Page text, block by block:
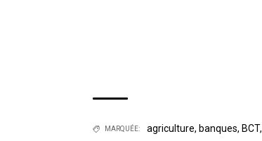
MARQUÉE: agriculture, banques, BCT,